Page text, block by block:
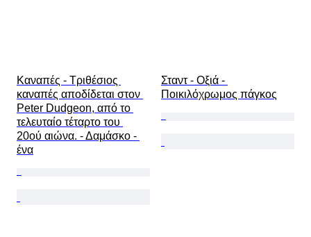
Καναπές - Τριθέσιος
καναπές αποδίδεται στον
Peter Dudgeon, από το
τελευταίο τέταρτο του
20ού αιώνα. - Δαμάσκο -
ένα
Σταντ - Οξιά -
Ποικιλόχρωμος πάγκος